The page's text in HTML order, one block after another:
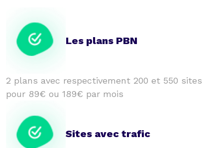
Les plans PBN
2 plans avec respectivement 200 et 550 sites
pour 89€ ou 189€ par mois
Sites avec trafic